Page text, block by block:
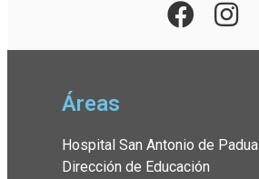
Áreas
Hospital San Antonio de Padua
Dirección de Educación